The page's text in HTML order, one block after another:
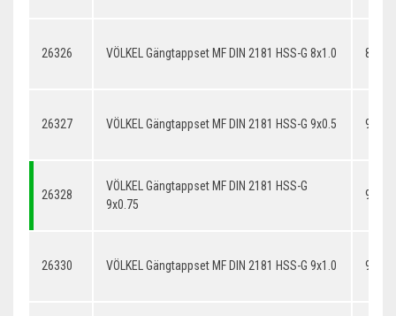
26326 VÖLKEL Gängtappset MF DIN 2181 HSS-G 8x1.0 8x1.0
26327 VÖLKEL Gängtappset MF DIN 2181 HSS-G 9x0.5 9x0.5
26328
VÖLKEL Gängtappset MF DIN 2181 HSS-G
9x0.75
26330 VÖLKEL Gängtappset MF DIN 2181 HSS-G 9x1.0 9x1.0